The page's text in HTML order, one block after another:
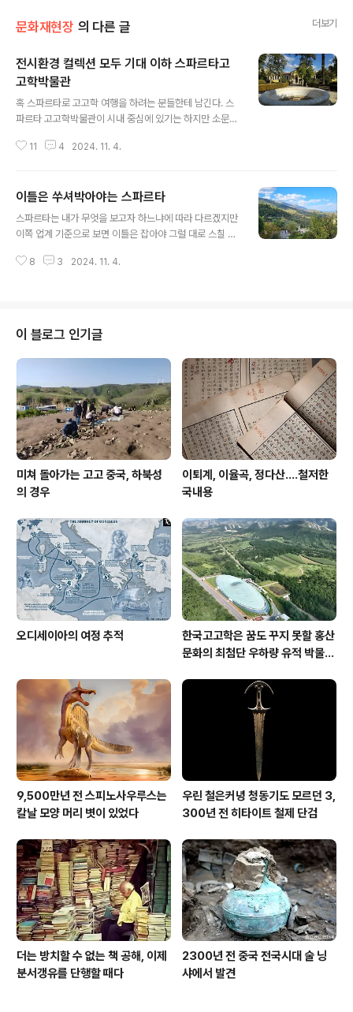
문화재현장 의 다른 글 더보기
전시환경 컬렉션 모두 기대 이하 스파르타고
고학박물관
혹 스파르타로 고고학 여행을 하려는 분들한테 남긴다. 스
파르타 고고학박물관이 시내 중심에 있기는 하지만 소문대
았음 싶다. 단층 길쭉이 건물인데 시설 컬렉션 모두 낙후하
리네 총독부 시절 국립박물관이나 90년대 이전 대학박물
관 수준이라 보면 대과 없다. 아무리 내가 건질 게 있더라도
삼십분이면 떡을 친다. 이쪽도 사정 보니 쓸 만한 건 모조리
만 사정이 아니라는 점에서 한국 꼬라지랑 진배없다. 다만
11 4 2024. 11. 4.
이틀은 쑤셔박아야는 스파르타
스파르타는 내가 무엇을 보고자 하느냐에 따라 다르겠지만
이쪽 업계 기준으로 보면 이틀은 잡아야 그럴 대로 스칠 만
박물관, 그리고 관련 고고유적을 섭렵하고 또 하루는 그 외
슬까지 둘러봐야 하는데 걸어올라야 한다. 나는 지금 미스
트라스 캐슬 정상 아래서 이 글을 쓴다. 온몸이 땀 범벅이
다.
8 3 2024. 11. 4.
이 블로그 인기글
미쳐 돌아가는 고고 중국, 하북성
의 경우
이퇴계, 이율곡, 정다산....철저한
국내용
오디세이아의 여정 추적
한국고고학은 꿈도 꾸지 못할 홍산
문화의 최첨단 우하량 유적 박물관
9,500만년 전 스피노사우루스는
칼날 모양 머리 볏이 있었다
우린 철은커녕 청동기도 모르던 3,
300년 전 히타이트 철제 단검
더는 방치할 수 없는 책 공해, 이제
분서갱유를 단행할 때다
2300년 전 중국 전국시대 술 닝
샤에서 발견